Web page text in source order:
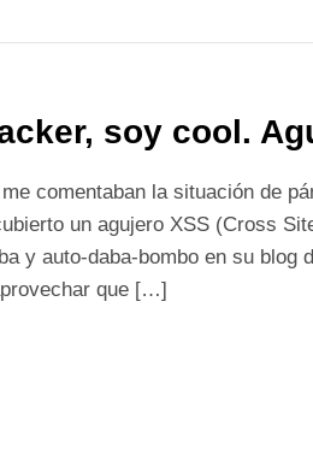
soy cool.
comentaban la situación de
un agujero XSS (Cross
y auto-daba-bombo en su
que […]